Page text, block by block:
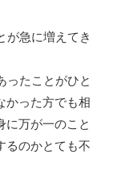
が急に増えてき
ったことがひと
かった方でも相
に万が一のこと
るのかとても不